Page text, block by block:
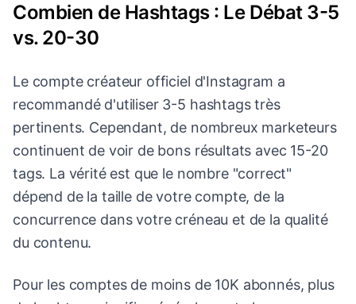
Combien de Hashtags : Le Débat 3-5
vs. 20-30
Le compte créateur officiel d'Instagram a
recommandé d'utiliser 3-5 hashtags très
pertinents. Cependant, de nombreux marketeurs
continuent de voir de bons résultats avec 15-20
tags. La vérité est que le nombre "correct"
dépend de la taille de votre compte, de la
concurrence dans votre créneau et de la qualité
du contenu.
Pour les comptes de moins de 10K abonnés, plus